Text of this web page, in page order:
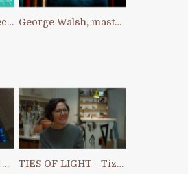
En Vidrio y en Directo: primer Intercambio Artístico Interno de ACAV George Walsh, master of stained glass in Ireland
Sagrada Familia de Barcelona TIES OF LIGHT - Tiziana Chiara